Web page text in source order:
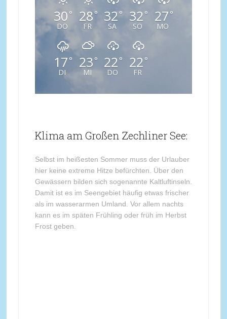
30 °
DO
28°
FR
32°
SA
32 °
SO
27 °
MO
17°
DI
23 °
MI
22 °
DO
22 °
FR
Klima am Großen Zechliner See:
Selbst im heißesten Sommer muss der Urlauber
hier keine extreme Hitze befürchten. Über den
Gewässern bilden sich sogenannte Kaltluftinseln.
Damit ist es im Seengebiet häufig etwas frischer
als im wasserarmen Umland. Vor allem nachts
kann es im späten Frühling oder früh im Herbst
Frost geben.